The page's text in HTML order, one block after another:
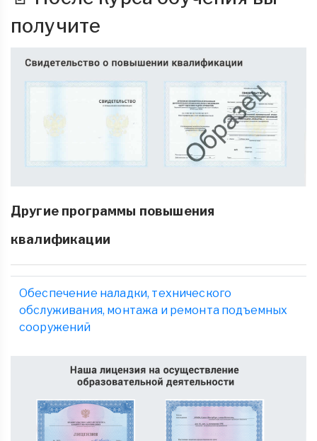
получите
Другие программы повышения
квалификации
Обеспечение наладки, технического
обслуживания, монтажа и ремонта подъемных
сооружений